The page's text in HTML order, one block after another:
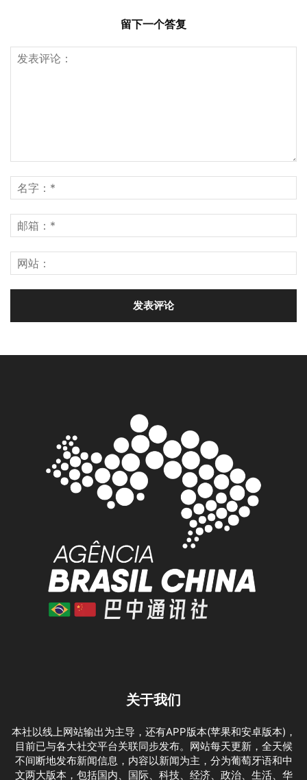
留下一个答复
关于我们
本社以线上网站输出为主导，还有APP版本(苹果和安卓版本)，
目前已与各大社交平台关联同步发布。网站每天更新，全天候
不间断地发布新闻信息，内容以新闻为主，分为葡萄牙语和中
文两大版本，包括国内、国际、科技、经济、政治、生活、华